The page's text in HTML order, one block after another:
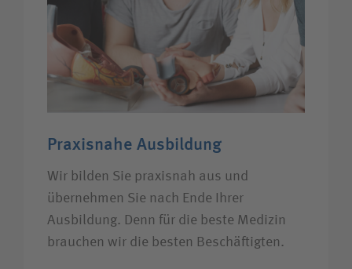
Praxisnahe Ausbildung
Wir bilden Sie praxisnah aus und
übernehmen Sie nach Ende Ihrer
Ausbildung. Denn für die beste Medizin
brauchen wir die besten Beschäftigten.